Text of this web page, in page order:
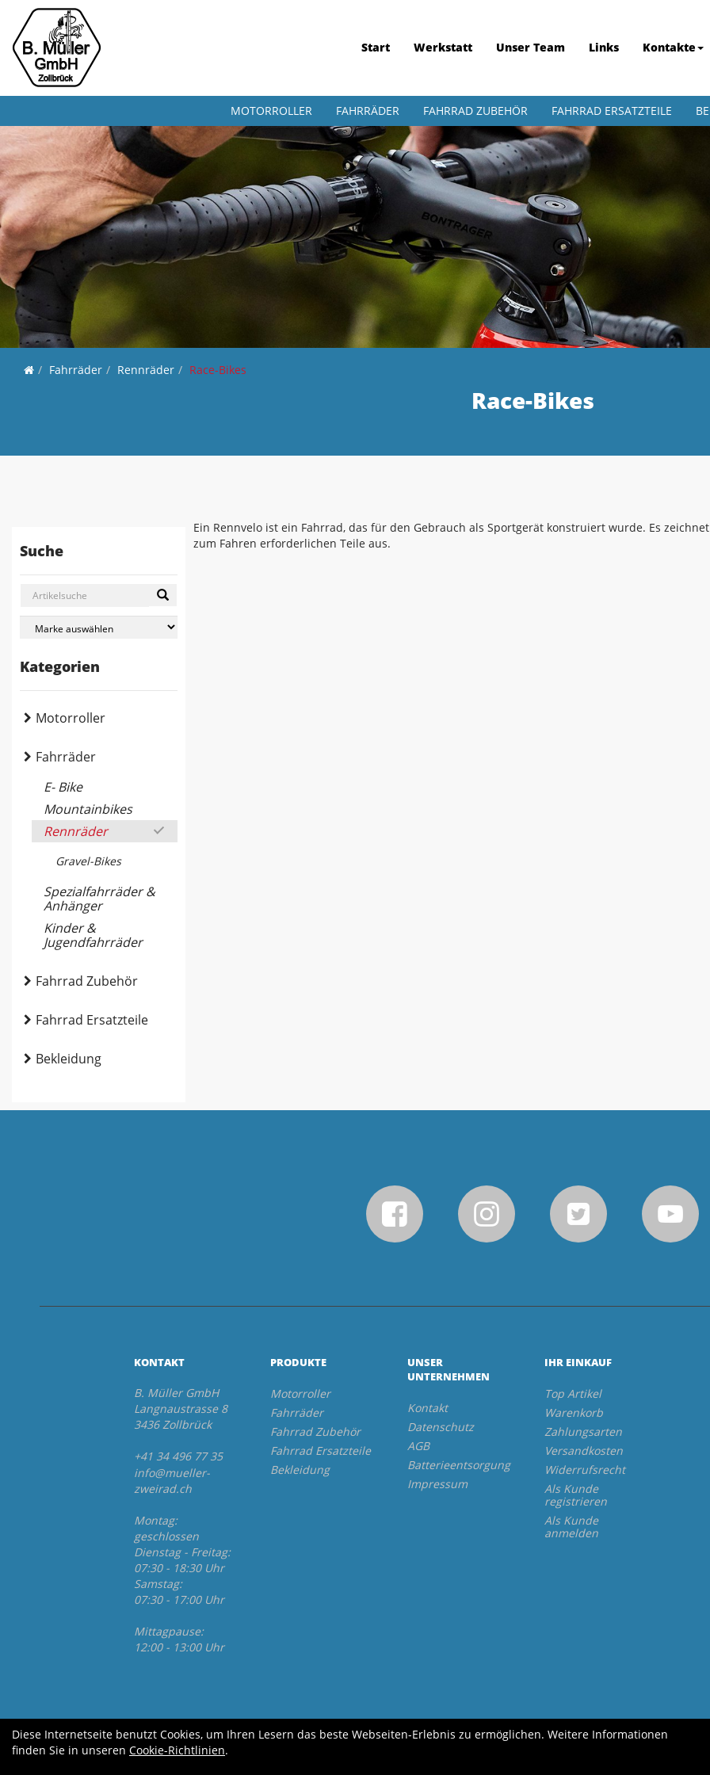
Start Werkstatt Unser Team Links Kontakte
MOTORROLLER FAHRRÄDER FAHRRAD ZUBEHÖR FAHRRAD ERSATZTEILE
Fahrräder Rennräder Race-Bikes
Race-Bikes
Suche
Kategorien
Motorroller
Fahrräder
E- Bike
Mountainbikes
Rennräder
Gravel-Bikes
Spezialfahrräder &
Anhänger
Kinder &
Jugendfahrräder
Fahrrad Zubehör
Fahrrad Ersatzteile
Bekleidung
Ein Rennvelo ist ein Fahrrad, das für den Gebrauch als Sportgerät konstruiert wurde. Es
zum Fahren erforderlichen Teile aus.
KONTAKT
B. Müller GmbH
Langnaustrasse 8
3436 Zollbrück
+41 34 496 77 35
info@mueller-
zweirad.ch
Montag:
geschlossen
Dienstag - Freitag:
07:30 - 18:30 Uhr
Samstag:
07:30 - 17:00 Uhr
Mittagpause:
12:00 - 13:00 Uhr
PRODUKTE
Motorroller
Fahrräder
Fahrrad Zubehör
Fahrrad Ersatzteile
Bekleidung
UNSER
UNTERNEHMEN
Kontakt
Datenschutz
AGB
Batterieentsorgung
Impressum
IHR EINKAUF
Top Artikel
Warenkorb
Zahlungsarten
Versandkosten
Widerrufsrecht
Als Kunde
registrieren
Als Kunde
anmelden
Diese Internetseite benutzt Cookies, um Ihren Lesern das beste Webseiten-Erlebnis zu ermöglichen. Weitere Informationen
finden Sie in unseren Cookie-Richtlinien.